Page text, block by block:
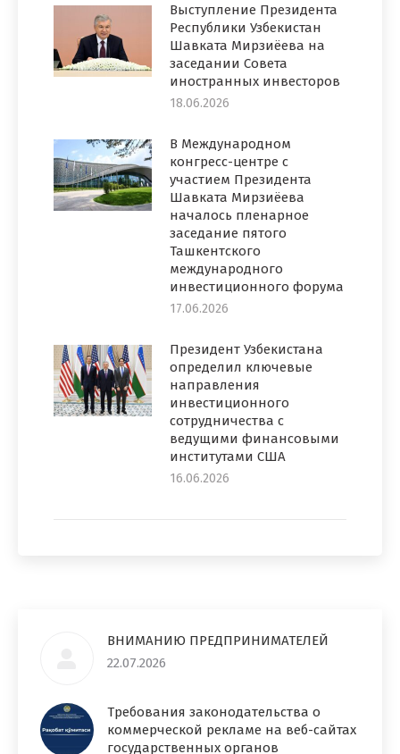
Выступление Президента
Республики Узбекистан
Шавката Мирзиёева на
заседании Совета
иностранных инвесторов
18.06.2026
В Международном
конгресс-центре с
участием Президента
Шавката Мирзиёева
началось пленарное
заседание пятого
Ташкентского
международного
инвестиционного форума
17.06.2026
Президент Узбекистана
определил ключевые
направления
инвестиционного
сотрудничества с
ведущими финансовыми
институтами США
16.06.2026
ВНИМАНИЮ ПРЕДПРИНИМАТЕЛЕЙ
22.07.2026
Требования законодательства о
коммерческой рекламе на веб-сайтах
государственных органов